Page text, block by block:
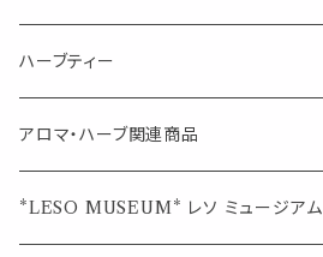
シングル
ブレンド
キャンディー
ペーパークリップ
ウェルカムボード・装飾
席札クリップ
ロールオンボトル
スプレーボトル
スポイトボトル
ハーブティー
ブレンド
ジュエル オブ ビューティー
シングル
アロマ・ハーブ関連商品
エッセンシャルオイル
*LESO MUSEUM* レソ ミュージアム